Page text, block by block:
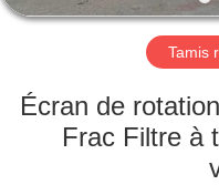
PROPOS
NOUS
Tamis
Écran de
Frac Filtre à